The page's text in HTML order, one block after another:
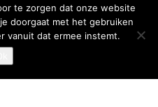
te zorgen dat onze website
doorgaat met het gebruiken
vanuit dat ermee instemt.